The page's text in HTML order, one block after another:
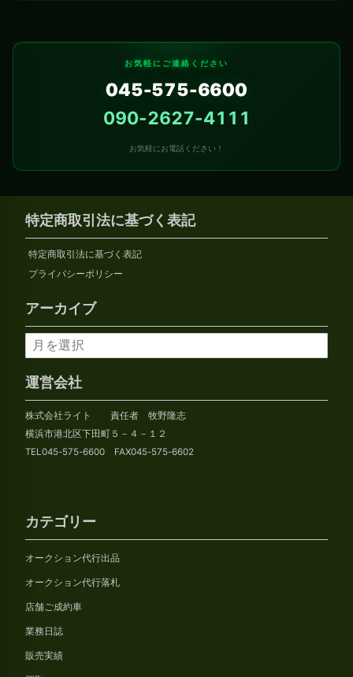
お気軽にご連絡ください
045-575-6600
090-2627-4111
お気軽にお電話ください！
特定商取引法に基づく表記
特定商取引法に基づく表記
プライバシーポリシー
アーカイブ
ア
ー
カ
イ
ブ
運営会社
株式会社ライト 責任者 牧野隆志
横浜市港北区下田町５－４－１２
TEL045-575-6600 FAX045-575-6602
カテゴリー
オークション代行出品
オークション代行落札
店舗ご成約車
業務日誌
販売実績